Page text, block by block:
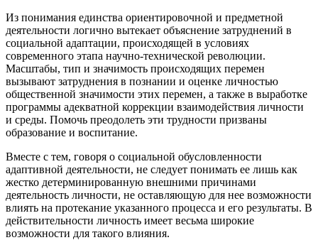
Из понимания единства ориентировочной и предметной
деятельности логично вытекает объяснение затруднений в
социальной адаптации, происходящей в условиях
современного этапа научно-технической революции.
Масштабы, тип и значимость происходящих перемен
вызывают затруднения в познании и оценке личностью
общественной значимости этих перемен, а также в выработке
программы адекватной коррекции взаимодействия личности
и среды. Помочь преодолеть эти трудности призваны
образование и воспитание.
Вместе с тем, говоря о социальной обусловленности
адаптивной деятельности, не следует понимать ее лишь как
жестко детерминированную внешними причинами
деятельность личности, не оставляющую для нее возможности
влиять на протекание указанного процесса и его результаты. В
действительности личность имеет весьма широкие
возможности для такого влияния.